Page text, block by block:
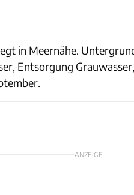
in Meernähe.
Entsorgung
ANZEIGE